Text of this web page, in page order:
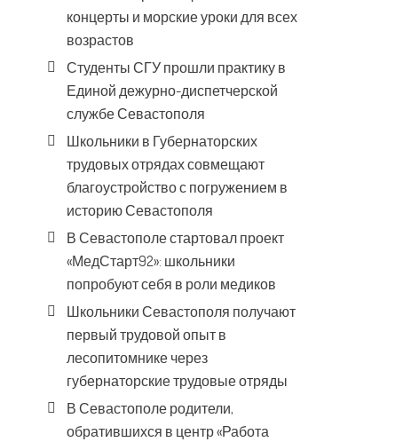
концерты и морские уроки для всех
возрастов
Студенты СГУ прошли практику в
Единой дежурно-диспетчерской
службе Севастополя
Школьники в Губернаторских
трудовых отрядах совмещают
благоустройство с погружением в
историю Севастополя
В Севастополе стартовал проект
«МедСтарт92»: школьники
попробуют себя в роли медиков
Школьники Севастополя получают
первый трудовой опыт в
лесопитомнике через
губернаторские трудовые отряды
В Севастополе родители,
обратившихся в центр «Работа